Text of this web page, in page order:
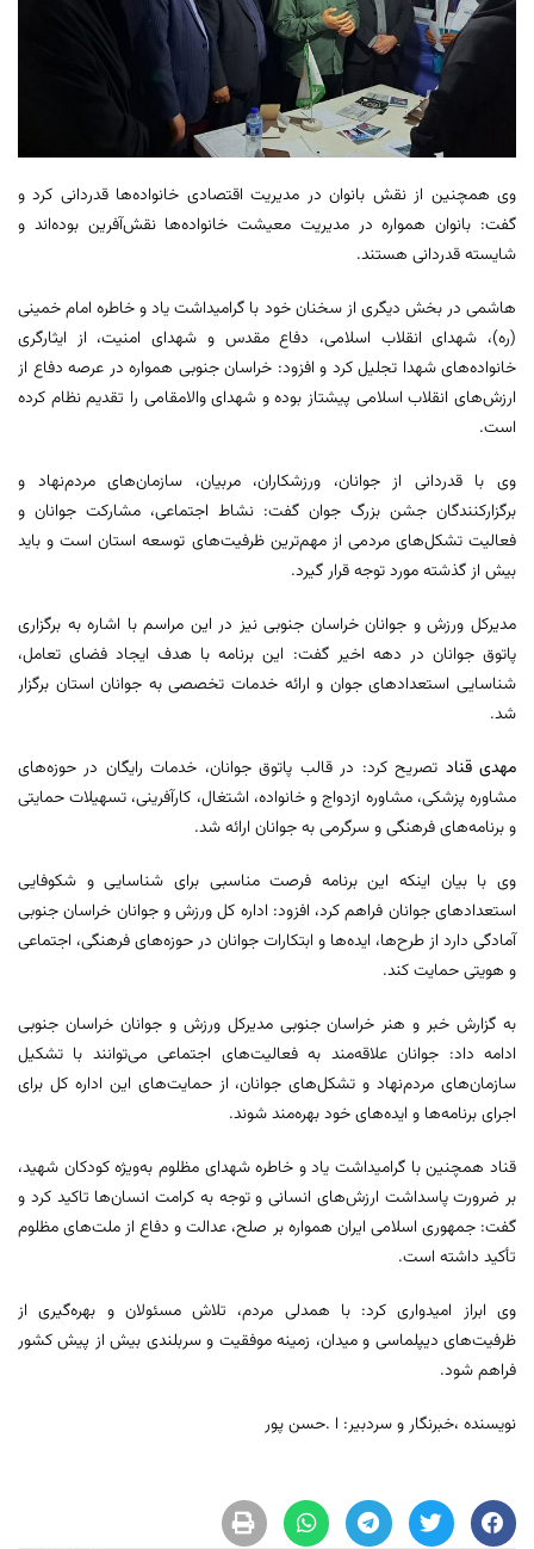
وی همچنین از نقش بانوان در مدیریت اقتصادی خانواده‌ها قدردانی کرد و
گفت: بانوان همواره در مدیریت معیشت خانواده‌ها نقش‌آفرین بوده‌اند و
شایسته قدردانی هستند.
هاشمی در بخش دیگری از سخنان خود با گرامیداشت یاد و خاطره امام خمینی
(ره)، شهدای انقلاب اسلامی، دفاع مقدس و شهدای امنیت، از ایثارگری
خانواده‌های شهدا تجلیل کرد و افزود: خراسان جنوبی همواره در عرصه دفاع از
ارزش‌های انقلاب اسلامی پیشتاز بوده و شهدای والامقامی را تقدیم نظام کرده
است.
وی با قدردانی از جوانان، ورزشکاران، مربیان، سازمان‌های مردم‌نهاد و
برگزارکنندگان جشن بزرگ جوان گفت: نشاط اجتماعی، مشارکت جوانان و
فعالیت تشکل‌های مردمی از مهم‌ترین ظرفیت‌های توسعه استان است و باید
بیش از گذشته مورد توجه قرار گیرد.
مدیرکل ورزش و جوانان خراسان جنوبی نیز در این مراسم با اشاره به برگزاری
پاتوق جوانان در دهه اخیر گفت: این برنامه با هدف ایجاد فضای تعامل،
شناسایی استعدادهای جوان و ارائه خدمات تخصصی به جوانان استان برگزار
شد.
مهدی قناد تصریح کرد: در قالب پاتوق جوانان، خدمات رایگان در حوزه‌های
مشاوره پزشکی، مشاوره ازدواج و خانواده، اشتغال، کارآفرینی، تسهیلات حمایتی
و برنامه‌های فرهنگی و سرگرمی به جوانان ارائه شد.
وی با بیان اینکه این برنامه فرصت مناسبی برای شناسایی و شکوفایی
استعدادهای جوانان فراهم کرد، افزود: اداره کل ورزش و جوانان خراسان جنوبی
آمادگی دارد از طرح‌ها، ایده‌ها و ابتکارات جوانان در حوزه‌های فرهنگی، اجتماعی
و هویتی حمایت کند.
به گزارش خبر و هنر خراسان جنوبی مدیرکل ورزش و جوانان خراسان جنوبی
ادامه داد: جوانان علاقه‌مند به فعالیت‌های اجتماعی می‌توانند با تشکیل
سازمان‌های مردم‌نهاد و تشکل‌های جوانان، از حمایت‌های این اداره کل برای
اجرای برنامه‌ها و ایده‌های خود بهره‌مند شوند.
قناد همچنین با گرامیداشت یاد و خاطره شهدای مظلوم به‌ویژه کودکان شهید،
بر ضرورت پاسداشت ارزش‌های انسانی و توجه به کرامت انسان‌ها تاکید کرد و
گفت: جمهوری اسلامی ایران همواره بر صلح، عدالت و دفاع از ملت‌های مظلوم
تأکید داشته است.
وی ابراز امیدواری کرد: با همدلی مردم، تلاش مسئولان و بهره‌گیری از
ظرفیت‌های دیپلماسی و میدان، زمینه موفقیت و سربلندی بیش از پیش کشور
فراهم شود.
نویسنده ،خبرنگار و سردبیر: ا .حسن پور